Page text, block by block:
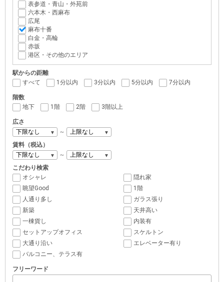
表参道・青山・外苑前
六本木・西麻布
広尾
麻布十番
白金・高輪
赤坂
港区・その他のエリア
駅からの距離
すべて
1分以内 3分以内 5分以内 7分以内
階数
地下
1階 2階 3階以上
広さ
～
賃料（税込）
～
こだわり検索
オシャレ
隠れ家
眺望Good
1階
人通り多し
ガラス張り
新築
天井高い
一棟貨し
内装有
セットアップオフィス
スケルトン
大通り沿い
エレベーター有り
バルコニー、テラス有
フリーワード